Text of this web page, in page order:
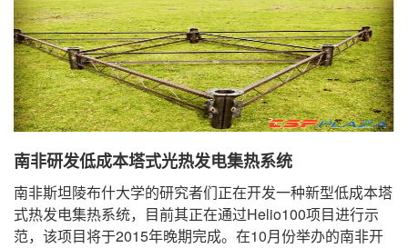
南非研发低成本塔式光热发电集热系统
南非斯坦陵布什大学的研究者们正在开发一种新型低成本塔
式热发电集热系统，目前其正在通过Helio100项目进行示
范，该项目将于2015年晚期完成。在10月份举办的南非开